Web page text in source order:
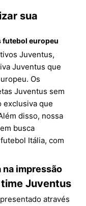
sua
futebol europeu
Juventus,
Juventus que
Os
Juventus sem
exclusiva que
disso, nossa
busca
Itália, com
impressão
Juventus
através